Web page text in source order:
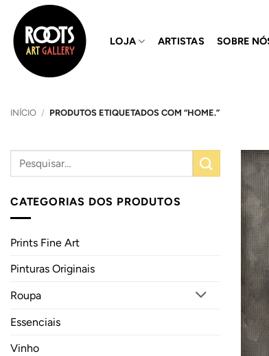
content
LOJA ARTISTAS SOBRE
INÍCIO / PRODUTOS ETIQUETADOS COM “HOME.”
CATEGORIAS DOS PRODUTOS
Prints Fine Art
Pinturas Originais
Roupa
Essenciais
Vinho